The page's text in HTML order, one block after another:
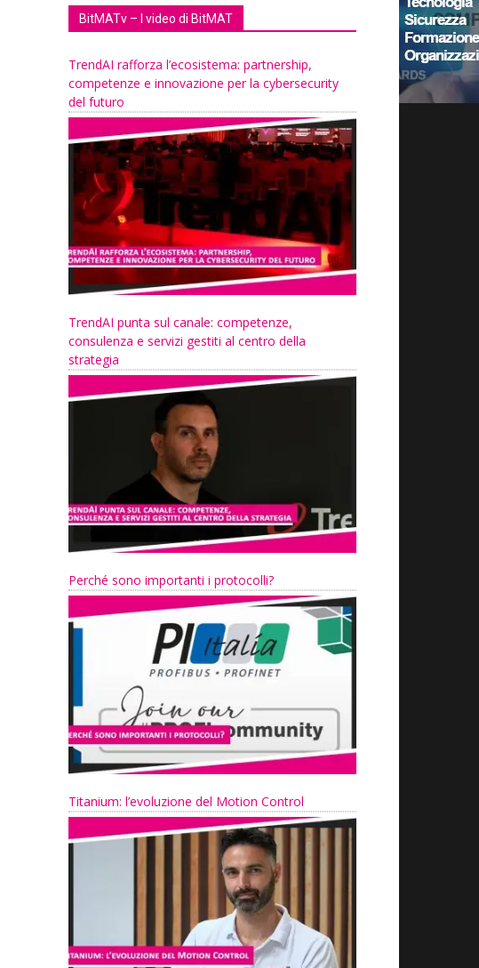
BitMATv – I video di BitMAT
TrendAI rafforza l’ecosistema: partnership,
competenze e innovazione per la cybersecurity
del futuro
TrendAI punta sul canale: competenze,
consulenza e servizi gestiti al centro della
strategia
Perché sono importanti i protocolli?
Titanium: l’evoluzione del Motion Control